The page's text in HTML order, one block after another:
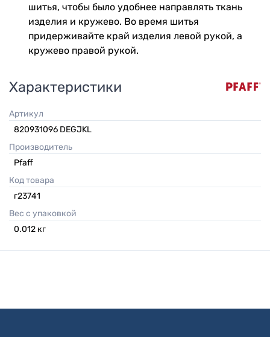
шитья, чтобы было удобнее направлять ткань
изделия и кружево. Во время шитья
придерживайте край изделия левой рукой, а
кружево правой рукой.
Характеристики
Артикул
820931096 DEGJKL
Производитель
Pfaff
Код товара
г23741
Вес с упаковкой
0.012 кг